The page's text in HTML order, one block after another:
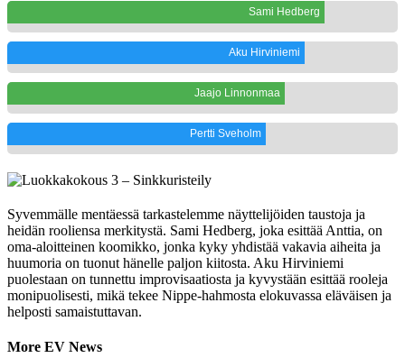
Sami Hedberg
Aku Hirviniemi
Jaajo Linnonmaa
Pertti Sveholm
Syvemmälle mentäessä tarkastelemme näyttelijöiden taustoja ja
heidän rooliensa merkitystä. Sami Hedberg, joka esittää Anttia, on
oma-aloitteinen koomikko, jonka kyky yhdistää vakavia aiheita ja
huumoria on tuonut hänelle paljon kiitosta. Aku Hirviniemi
puolestaan on tunnettu improvisaatiosta ja kyvystään esittää rooleja
monipuolisesti, mikä tekee Nippe-hahmosta elokuvassa eläväisen ja
helposti samaistuttavan.
More EV News